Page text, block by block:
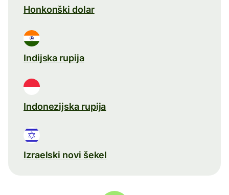
Honkonški dolar
Indijska rupija
Indonezijska rupija
Izraelski novi šekel